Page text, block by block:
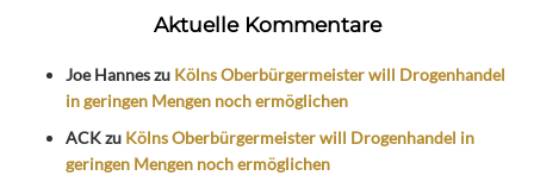
Aktuelle Kommentare
Joe Hanneszu Kölns Oberbürgermeister will Drogenhandel
in geringen Mengen noch ermöglichen
ACKzu Kölns Oberbürgermeister will Drogenhandel in
geringen Mengen noch ermöglichen